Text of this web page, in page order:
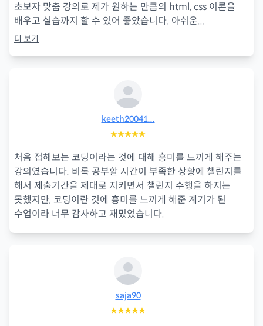
초보자 맞춤 강의로 제가 원하는 만큼의 html, css 이론을
배우고 실습까지 할 수 있어 좋았습니다. 아쉬운...
더 보기
keeth20041...
★★★★★
처음 접해보는 코딩이라는 것에 대해 흥미를 느끼게 해주는
강의였습니다. 비록 공부할 시간이 부족한 상황에 챌린지를
해서 제출기간을 제대로 지키면서 챌린지 수행을 하지는
못했지만, 코딩이란 것에 흥미를 느끼게 해준 계기가 된
수업이라 너무 감사하고 재밌었습니다.
saja90
★★★★★